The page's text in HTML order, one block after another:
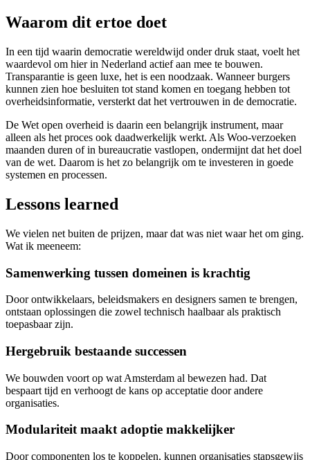
Waarom dit ertoe doet
In een tijd waarin democratie wereldwijd onder druk staat, voelt het
waardevol om hier in Nederland actief aan mee te bouwen.
Transparantie is geen luxe, het is een noodzaak. Wanneer burgers
kunnen zien hoe besluiten tot stand komen en toegang hebben tot
overheidsinformatie, versterkt dat het vertrouwen in de democratie.
De Wet open overheid is daarin een belangrijk instrument, maar
alleen als het proces ook daadwerkelijk werkt. Als Woo-verzoeken
maanden duren of in bureaucratie vastlopen, ondermijnt dat het doel
van de wet. Daarom is het zo belangrijk om te investeren in goede
systemen en processen.
Lessons learned
We vielen net buiten de prijzen, maar dat was niet waar het om ging.
Wat ik meeneem:
Samenwerking tussen domeinen is krachtig
Door ontwikkelaars, beleidsmakers en designers samen te brengen,
ontstaan oplossingen die zowel technisch haalbaar als praktisch
toepasbaar zijn.
Hergebruik bestaande successen
We bouwden voort op wat Amsterdam al bewezen had. Dat
bespaart tijd en verhoogt de kans op acceptatie door andere
organisaties.
Modulariteit maakt adoptie makkelijker
Door componenten los te koppelen, kunnen organisaties stapsgewijs